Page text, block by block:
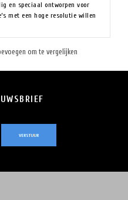
en speciaal ontworpen voor
met een hoge resolutie willen
om te vergelijken
VERSTUUR